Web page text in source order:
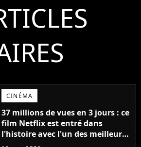
CINÉMA
37 millions de vues en 3 jours : ce
film Netflix est entré dans
l'histoire avec l'un des meilleurs
lancements de tous les temps